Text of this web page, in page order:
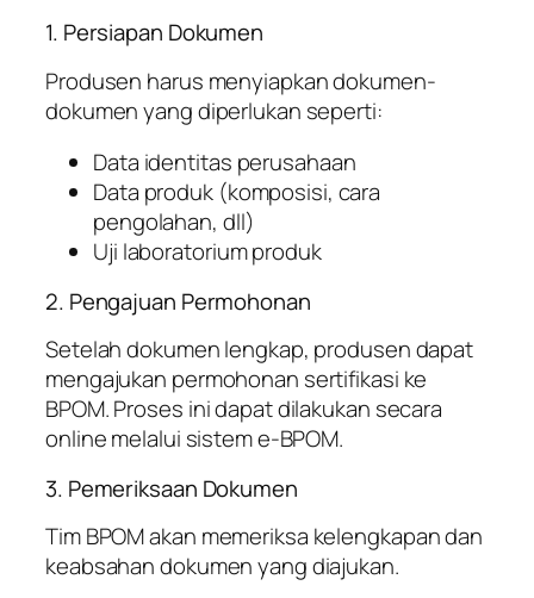
1. Persiapan Dokumen
Produsen harus menyiapkan dokumen-
dokumen yang diperlukan seperti:
Data identitas perusahaan
Data produk (komposisi, cara
pengolahan, dll)
Uji laboratorium produk
2. Pengajuan Permohonan
Setelah dokumen lengkap, produsen dapat
mengajukan permohonan sertifikasi ke
BPOM. Proses ini dapat dilakukan secara
online melalui sistem e-BPOM.
3. Pemeriksaan Dokumen
Tim BPOM akan memeriksa kelengkapan dan
keabsahan dokumen yang diajukan.